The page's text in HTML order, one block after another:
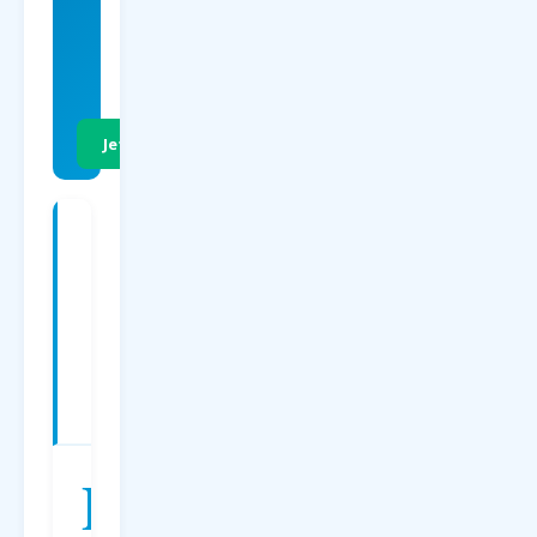
Jetzt Preise vergleichen
D